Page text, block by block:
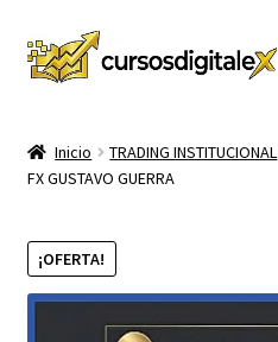
Ir
a
Ir
al
TIENDA
CURSOS
MEMBRESIA
Inicio TRADING INSTITUCIONAL
FX GUSTAVO GUERRA
¡OFERTA!